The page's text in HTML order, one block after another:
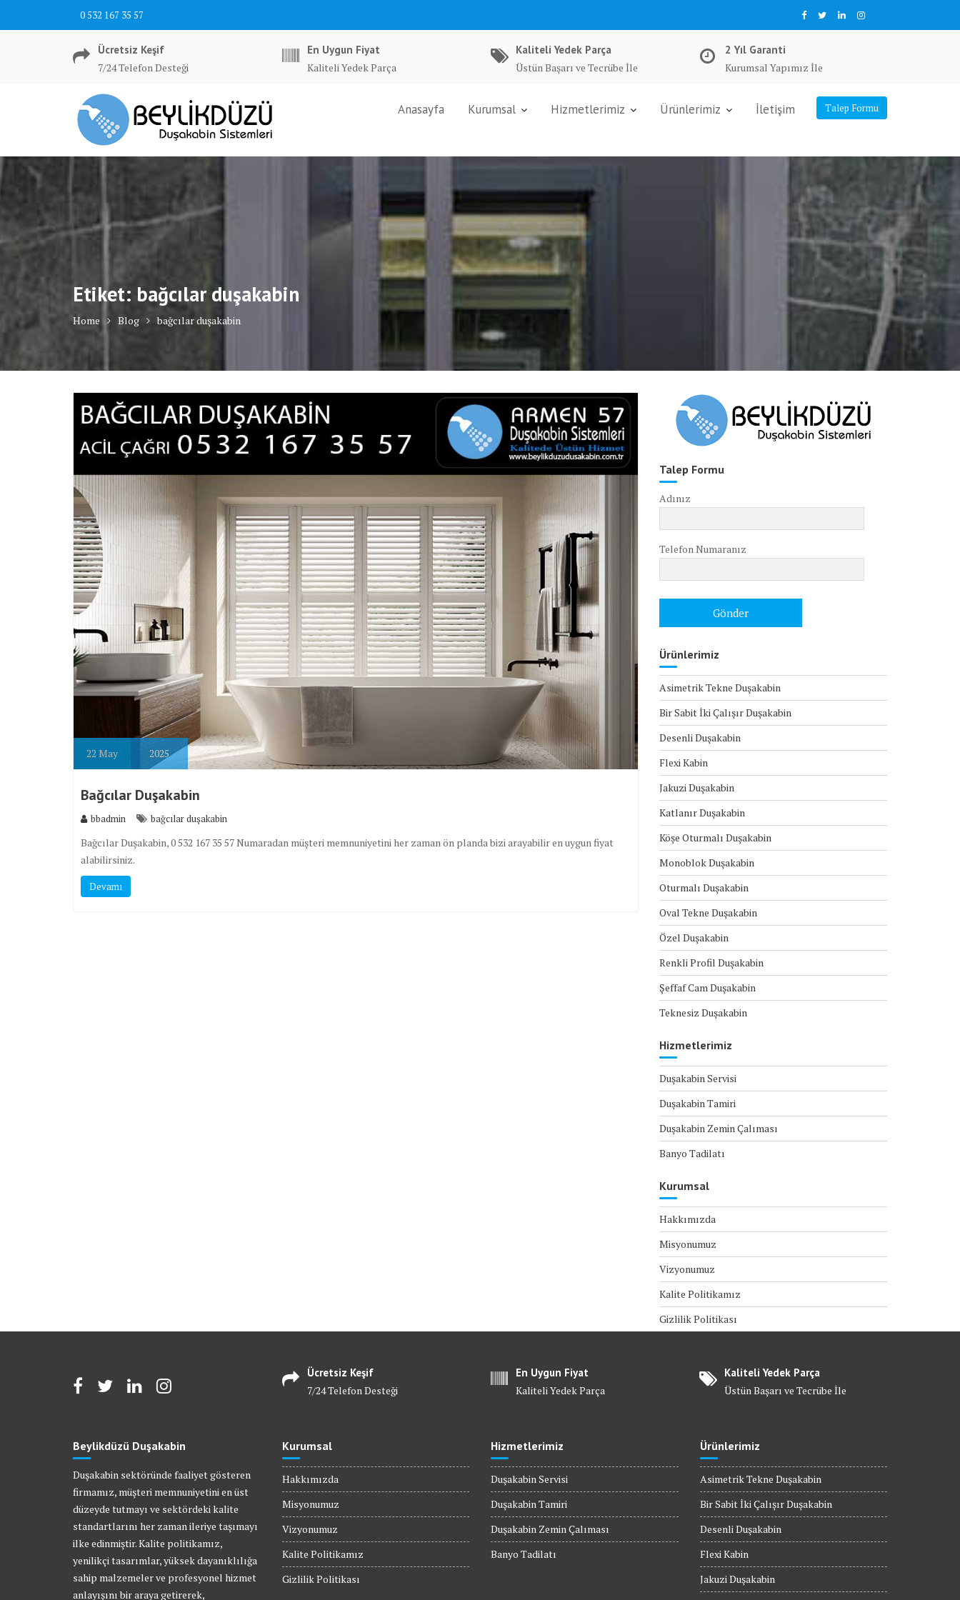
0 532 167 35 57
Ücretsiz Keşif
7/24 Telefon Desteği
En Uygun Fiyat
Kaliteli Yedek Parça
Kaliteli Yedek Parça
Üstün Başarı ve Tecrübe İle
2 Yıl Garanti
Kurumsal Yapımız İle
Talep Formu
Anasayfa Kurumsal Hizmetlerimiz Ürünlerimiz İletişim
Etiket: bağcılar duşakabin
Home Blog bağcılar duşakabin
22 May 2025
Bağcılar Duşakabin
bbadmin bağcılar duşakabin
Bağcılar Duşakabin, 0 532 167 35 57 Numaradan müşteri memnuniyetini her zaman ön planda bizi arayabilir en uygun fiyat
alabilirsiniz.
Devamı
Talep Formu
Adınız
Telefon Numaranız
Ürünlerimiz
Asimetrik Tekne Duşakabin
Bir Sabit İki Çalışır Duşakabin
Desenli Duşakabin
Flexi Kabin
Jakuzi Duşakabin
Katlanır Duşakabin
Köşe Oturmalı Duşakabin
Monoblok Duşakabin
Oturmalı Duşakabin
Oval Tekne Duşakabin
Özel Duşakabin
Renkli Profil Duşakabin
Şeffaf Cam Duşakabin
Teknesiz Duşakabin
Hizmetlerimiz
Duşakabin Servisi
Duşakabin Tamiri
Duşakabin Zemin Çalıması
Banyo Tadilatı
Kurumsal
Hakkımızda
Misyonumuz
Vizyonumuz
Kalite Politikamız
Gizlilik Politikası
Ücretsiz Keşif
7/24 Telefon Desteği
En Uygun Fiyat
Kaliteli Yedek Parça
Kaliteli Yedek Parça
Üstün Başarı ve Tecrübe İle
Beylikdüzü Duşakabin
Duşakabin sektöründe faaliyet gösteren
firmamız, müşteri memnuniyetini en üst
düzeyde tutmayı ve sektördeki kalite
standartlarını her zaman ileriye taşımayı
ilke edinmiştir. Kalite politikamız,
yenilikçi tasarımlar, yüksek dayanıklılığa
sahip malzemeler ve profesyonel hizmet
anlayışını bir araya getirerek,
Kurumsal
Hakkımızda
Misyonumuz
Vizyonumuz
Kalite Politikamız
Gizlilik Politikası
Hizmetlerimiz
Duşakabin Servisi
Duşakabin Tamiri
Duşakabin Zemin Çalıması
Banyo Tadilatı
Ürünlerimiz
Asimetrik Tekne Duşakabin
Bir Sabit İki Çalışır Duşakabin
Desenli Duşakabin
Flexi Kabin
Jakuzi Duşakabin